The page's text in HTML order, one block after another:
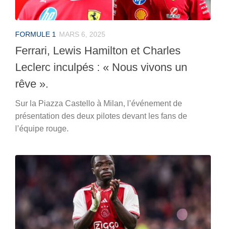
FORMULE 1 MARS 6, 2025
Ferrari, Lewis Hamilton et Charles
Leclerc inculpés : « Nous vivons un
rêve ».
Sur la Piazza Castello à Milan, l’événement de
présentation des deux pilotes devant les fans de
l’équipe rouge.